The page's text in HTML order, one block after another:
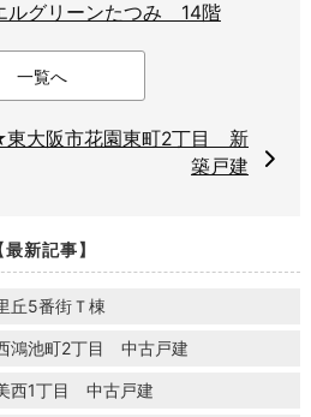
グリーンたつみ 14階
一覧へ
大阪市花園東町2丁目 新
築戸建
最新記事】
丘5番街Ｔ棟
鴻池町2丁目 中古戸建
西1丁目 中古戸建